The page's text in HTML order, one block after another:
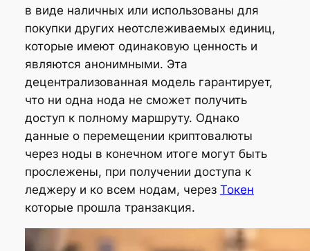
в виде наличных или использованы для
покупки других неотслеживаемых единиц,
которые имеют одинаковую ценность и
являются анонимными. Эта
децентрализованная модель гарантирует,
что ни одна нода не сможет получить
доступ к полному маршруту. Однако
данные о перемещении криптовалюты
через ноды в конечном итоге могут быть
прослежены, при получении доступа к
леджеру и ко всем нодам, через Токен
которые прошла транзакция.